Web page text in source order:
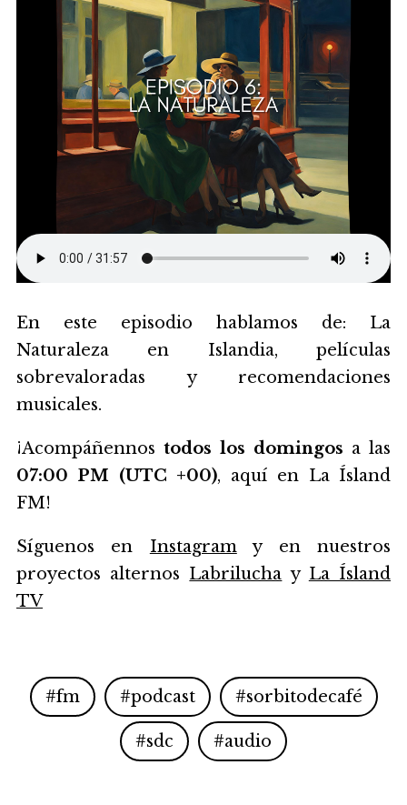
En este episodio hablamos de: La
Naturaleza en Islandia, películas
sobrevaloradas y recomendaciones
musicales.
¡Acompáñennos todos los domingos a las
07:00 PM (UTC +00), aquí en La Ísland
FM!
Síguenos en Instagramy en nuestros
proyectos alternos Labrilucha y La Ísland
TV
#fm #podcast #sorbitodecafé
#sdc #audio